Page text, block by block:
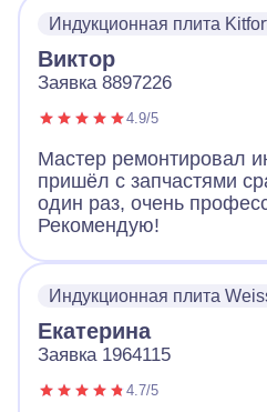
Индукционная плита
Виктор
Заявка 8897226
4.9/5
Мастер ремонтировал
пришёл с запчастями
один раз, очень
Рекомендую!
Индукционная плита
Екатерина
Заявка 1964115
4.7/5